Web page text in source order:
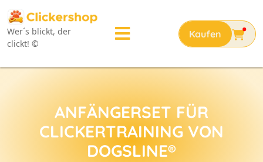
Wer´s blickt, der
clickt! ©
ANFÄNGERSET FÜR
CLICKERTRAINING VON
DOGSLINE®